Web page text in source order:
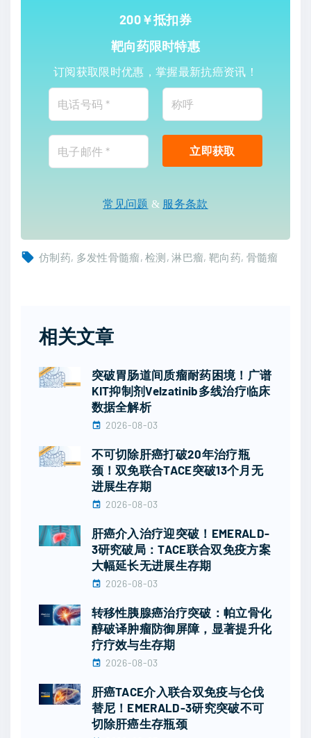
200￥抵扣券
靶向药限时特惠
订阅获取限时优惠，掌握最新抗癌资讯！
常见问题 & 服务条款
仿制药 多发性骨髓瘤 检测 淋巴瘤 靶向药 骨髓瘤
相关文章
突破胃肠道间质瘤耐药困境！广谱
KIT抑制剂Velzatinib多线治疗临床
数据全解析
2026-08-03
不可切除肝癌打破20年治疗瓶
颈！双免联合TACE突破13个月无
进展生存期
2026-08-03
肝癌介入治疗迎突破！EMERALD-
3研究破局：TACE联合双免疫方案
大幅延长无进展生存期
2026-08-03
转移性胰腺癌治疗突破：帕立骨化
醇破译肿瘤防御屏障，显著提升化
疗疗效与生存期
2026-08-03
肝癌TACE介入联合双免疫与仑伐
替尼！EMERALD-3研究突破不可
切除肝癌生存瓶颈